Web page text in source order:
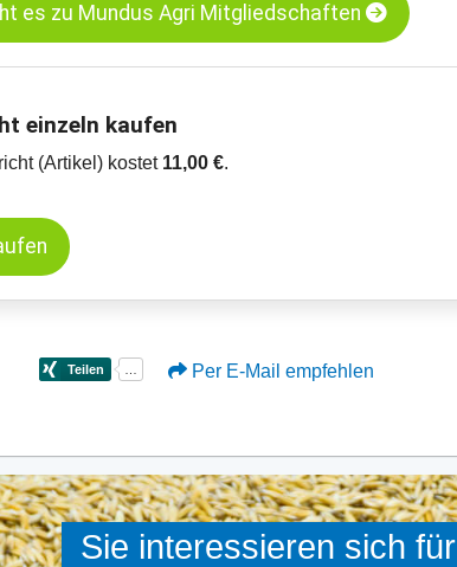
es zu Mundus Agri Mitgliedschaften
einzeln kaufen
(Artikel) kostet 11,00 €.
Per E-Mail empfehlen
Sie interessieren sich für